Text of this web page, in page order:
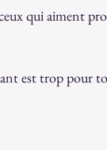
qui aiment
est trop pour